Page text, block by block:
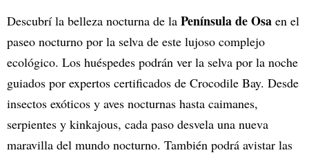
Descubrí la belleza nocturna de la Península de Osa en el
paseo nocturno por la selva de este lujoso complejo
ecológico. Los huéspedes podrán ver la selva por la noche
guiados por expertos certificados de Crocodile Bay. Desde
insectos exóticos y aves nocturnas hasta caimanes,
serpientes y kinkajous, cada paso desvela una nueva
maravilla del mundo nocturno. También podrá avistar las